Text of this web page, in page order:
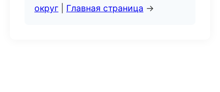
округ
Главная страница →